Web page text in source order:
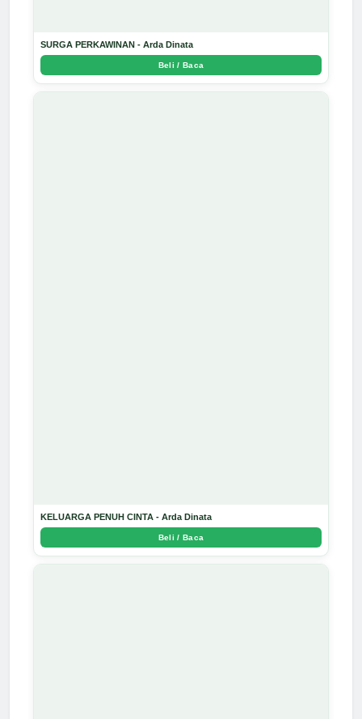
SURGA PERKAWINAN - Arda Dinata
Beli / Baca
KELUARGA PENUH CINTA - Arda Dinata
Beli / Baca